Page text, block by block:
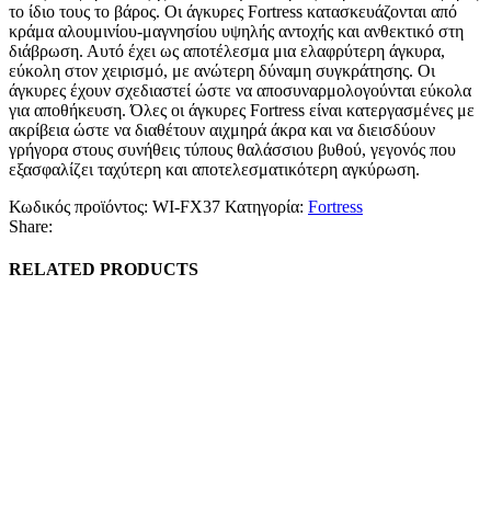
το ίδιο τους το βάρος. Οι άγκυρες Fortress κατασκευάζονται από
κράμα αλουμινίου-μαγνησίου υψηλής αντοχής και ανθεκτικό στη
διάβρωση. Αυτό έχει ως αποτέλεσμα μια ελαφρύτερη άγκυρα,
εύκολη στον χειρισμό, με ανώτερη δύναμη συγκράτησης. Οι
άγκυρες έχουν σχεδιαστεί ώστε να αποσυναρμολογούνται εύκολα
για αποθήκευση. Όλες οι άγκυρες Fortress είναι κατεργασμένες με
ακρίβεια ώστε να διαθέτουν αιχμηρά άκρα και να διεισδύουν
γρήγορα στους συνήθεις τύπους θαλάσσιου βυθού, γεγονός που
εξασφαλίζει ταχύτερη και αποτελεσματικότερη αγκύρωση.
Κωδικός προϊόντος: WI-FX37 Κατηγορία: Fortress
Share:
RELATED PRODUCTS